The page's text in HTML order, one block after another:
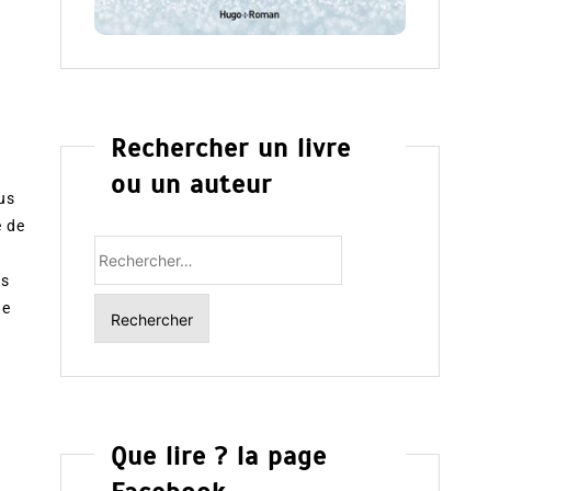
de
Rechercher un livre
ou un auteur
Que lire ? la page